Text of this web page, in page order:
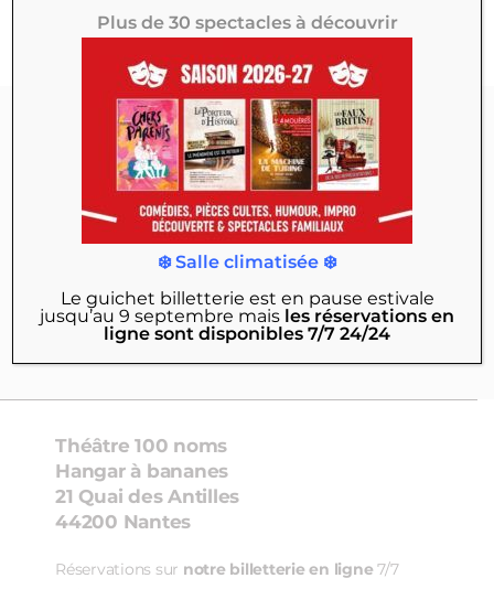
Abonnez-vous à
notre Newsletter :
Actualités, exclusivités, mises en vente des
nouveaux spectacles, offres & bons plans…
JE M'INSCRIS
Théâtre 100 noms
Hangar à bananes
21 Quai des Antilles
44200 Nantes
Réservations sur notre billetterie en ligne 7/7
Plus de 30 spectacles à découvrir
❄️ Salle climatisée ❄️
Le guichet billetterie est en pause estivale
jusqu’au 9 septembre mais les réservations en
ligne sont disponibles 7/7 24/24